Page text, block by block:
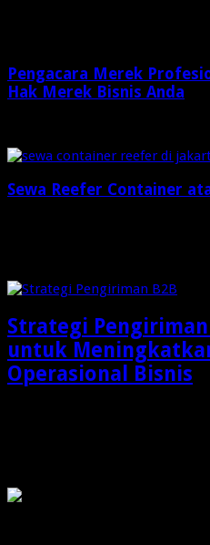
Pengacara Merek
Hak Merek Bisnis Anda
Sewa Reefer Container
Strategi
untuk
Operasional Bisnis